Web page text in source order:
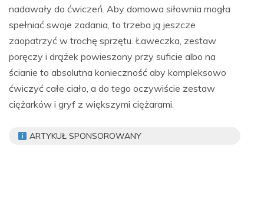
nadawały do ćwiczeń. Aby domowa siłownia mogła
spełniać swoje zadania, to trzeba ją jeszcze
zaopatrzyć w trochę sprzętu. Ławeczka, zestaw
poręczy i drążek powieszony przy suficie albo na
ścianie to absolutna konieczność aby kompleksowo
ćwiczyć całe ciało, a do tego oczywiście zestaw
ciężarków i gryf z większymi ciężarami.
ARTYKUŁ SPONSOROWANY